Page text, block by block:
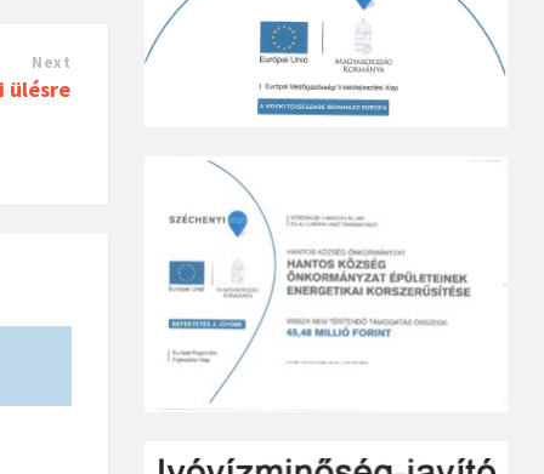
Next
ülésre